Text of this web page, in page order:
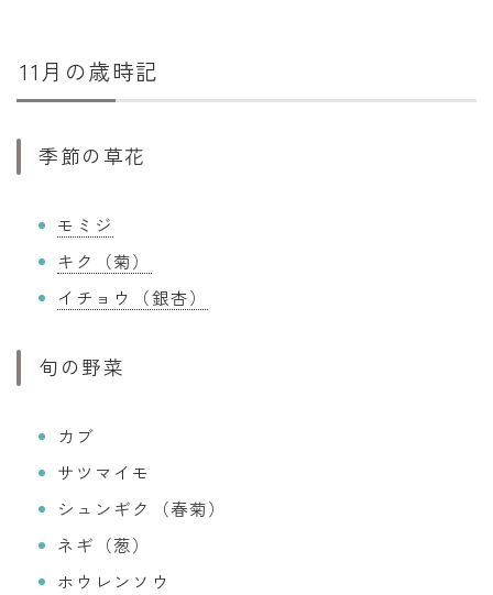
11月の歳時記
季節の草花
モミジ
キク（菊）
イチョウ（銀杏）
旬の野菜
カブ
サツマイモ
シュンギク（春菊）
ネギ（葱）
ホウレンソウ